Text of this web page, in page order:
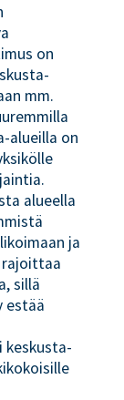
on
mm.
alueilla on
alueella
ja
rajoittaa
sillä
estää
keskusta-